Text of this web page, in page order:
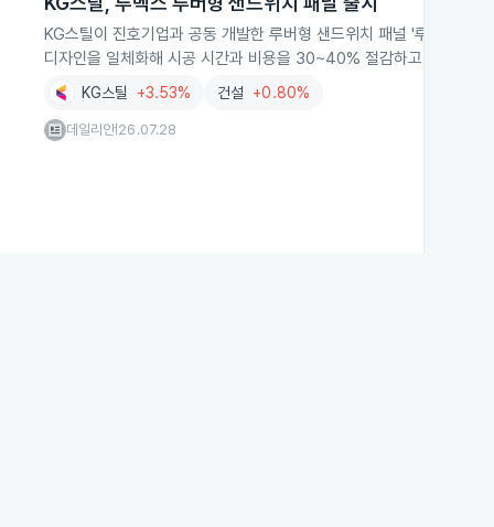
KG스틸이 진호기업과 공동 개발한 루버형 샌드위치 패널 '루벡스'를
디자인을 일체화해 시공 시간과 비용을 30~40% 절감하고 누수 위험
KG스틸 +3.53% 건설 +0.80%
데일리안| 26.07.28